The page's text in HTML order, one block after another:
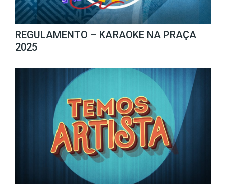
REGULAMENTO – KARAOKE NA PRAÇA
2025